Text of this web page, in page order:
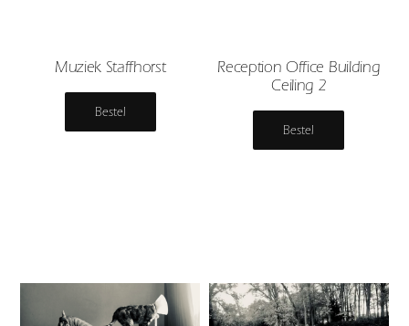
Muziek Staffhorst
Bestel
Reception Office Building
Ceiling 2
Bestel